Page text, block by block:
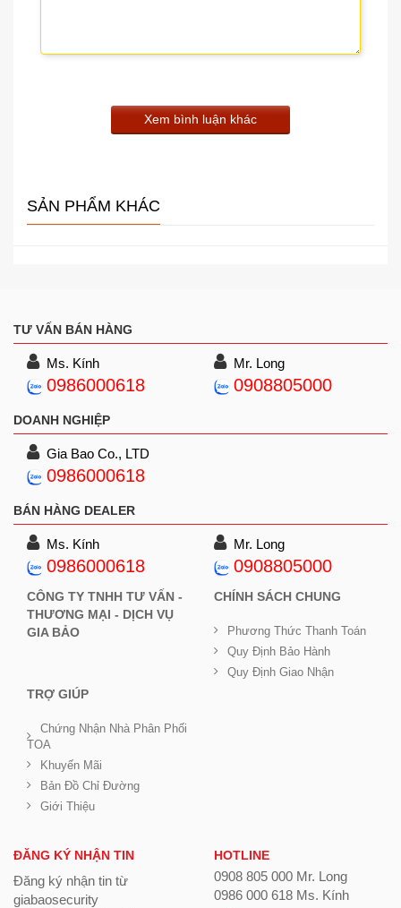
Xem bình luận khác
SẢN PHẨM KHÁC
TƯ VẤN BÁN HÀNG
Ms. Kính
0986000618
Mr. Long
0908805000
DOANH NGHIỆP
Gia Bao Co., LTD
0986000618
BÁN HÀNG DEALER
Ms. Kính
0986000618
Mr. Long
0908805000
CÔNG TY TNHH TƯ VẤN -
THƯƠNG MẠI - DỊCH VỤ
GIA BẢO
CHÍNH SÁCH CHUNG
Phương Thức Thanh Toán
Quy Định Bảo Hành
Quy Định Giao Nhận
TRỢ GIÚP
Chứng Nhận Nhà Phân Phối
TOA
Khuyến Mãi
Bản Đồ Chỉ Đường
Giới Thiệu
ĐĂNG KÝ NHẬN TIN
Đăng ký nhận tin từ
giabaosecurity
HOTLINE
0908 805 000 Mr. Long
0986 000 618 Ms. Kính